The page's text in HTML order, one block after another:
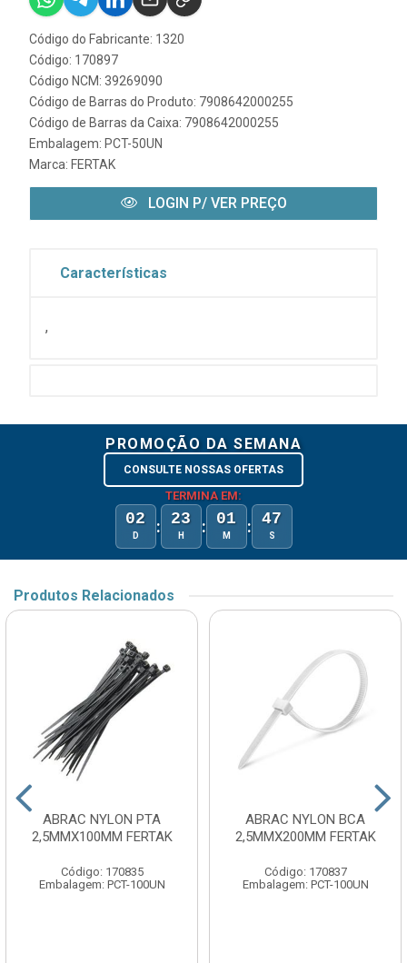
Código do Fabricante: 1320
Código: 170897
Código NCM: 39269090
Código de Barras do Produto: 7908642000255
Código de Barras da Caixa: 7908642000255
Embalagem: PCT-50UN
Marca: FERTAK
LOGIN P/ VER PREÇO
Características
,
PROMOÇÃO DA SEMANA
CONSULTE NOSSAS OFERTAS
TERMINA EM:
02
D : 23
H : 01
M : 47
S
Produtos Relacionados
ABRAC NYLON PTA
2,5MMX100MM FERTAK
Código: 170835
Embalagem: PCT-100UN
ABRAC NYLON BCA
2,5MMX200MM FERTAK
Código: 170837
Embalagem: PCT-100UN